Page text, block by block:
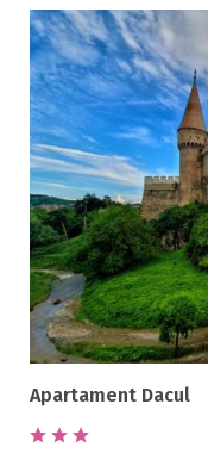
Apartament Dacul